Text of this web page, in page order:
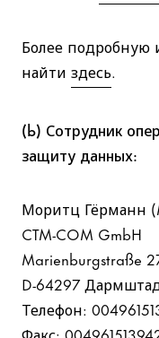
Более
найти здесь.
(b) Сотрудник
защиту данных:
Моритц Гёрманн
CTM-COM GmbH
Marienburgstraße
D-64297
Телефон:
Факс: